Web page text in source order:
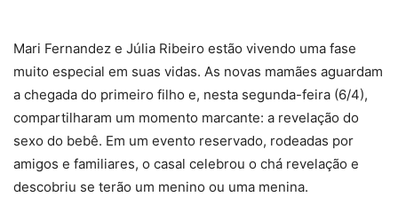
Mari Fernandez e Júlia Ribeiro estão vivendo uma fase
muito especial em suas vidas. As novas mamães aguardam
a chegada do primeiro filho e, nesta segunda-feira (6/4),
compartilharam um momento marcante: a revelação do
sexo do bebê. Em um evento reservado, rodeadas por
amigos e familiares, o casal celebrou o chá revelação e
descobriu se terão um menino ou uma menina.